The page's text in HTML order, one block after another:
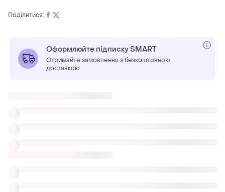
Поділитися:
Оформлюйте підписку SMART
Отримайте замовлення з безкоштовною
доставкою